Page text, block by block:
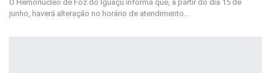
O Hemonúcleo de Foz do Iguaçu informa que, a partir do dia 15 de
junho, haverá alteração no horário de atendimento…